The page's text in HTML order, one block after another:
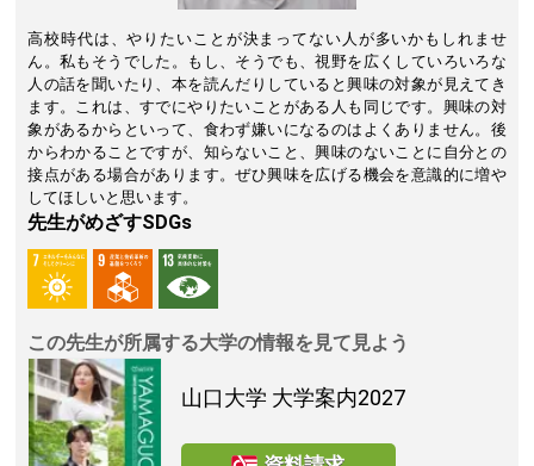
高校時代は、やりたいことが決まってない人が多いかもしれませ
ん。私もそうでした。もし、そうでも、視野を広くしていろいろな
人の話を聞いたり、本を読んだりしていると興味の対象が見えてき
ます。これは、すでにやりたいことがある人も同じです。興味の対
象があるからといって、食わず嫌いになるのはよくありません。後
からわかることですが、知らないこと、興味のないことに自分との
接点がある場合があります。ぜひ興味を広げる機会を意識的に増や
してほしいと思います。
先生がめざすSDGs
この先生が所属する大学の情報を見て見よう
山口大学 大学案内2027